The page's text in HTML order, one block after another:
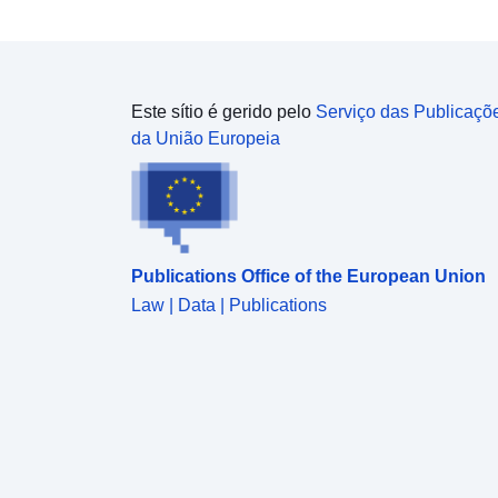
Este sítio é gerido pelo Serviço das
da União Europeia
Publications Office of the European Union
Law | Data | Publications